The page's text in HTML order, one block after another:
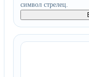
символ стрелец.